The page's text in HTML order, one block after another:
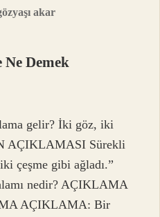
akar
Demek
gelir? İki göz, iki
AÇIKLAMASI Sürekli
çeşme gibi ağladı.”
nedir? AÇIKLAMA
AÇIKLAMA: Bir